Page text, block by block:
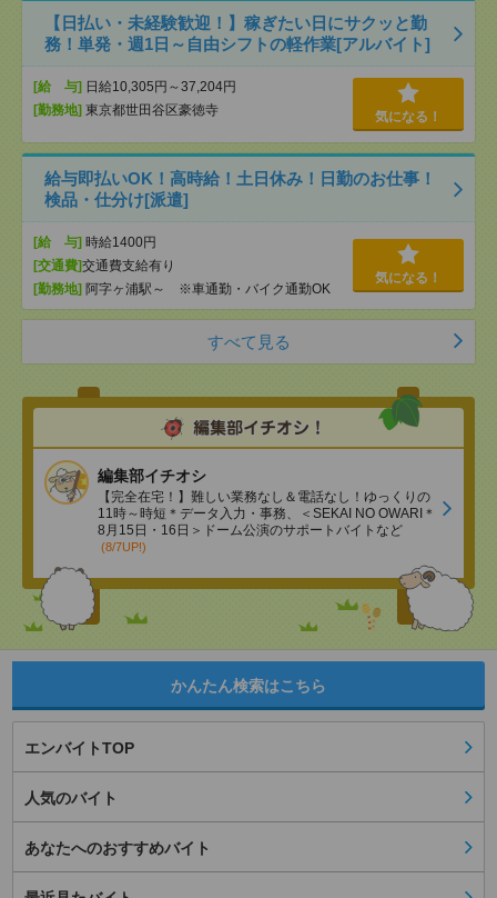
【日払い・未経験歓迎！】稼ぎたい日にサクッと勤
務！単発・週1日～自由シフトの軽作業[アルバイト]
[給 与] 日給10,305円～37,204円
[勤務地] 東京都世田谷区豪徳寺 気になる！
給与即払いOK！高時給！土日休み！日勤のお仕事！
検品・仕分け[派遣]
[給 与] 時給1400円
[交通費]交通費支給有り
[勤務地] 阿字ヶ浦駅～ ※車通勤・バイク通勤OK
気になる！
すべて見る
編集部イチオシ
【完全在宅！】難しい業務なし＆電話なし！ゆっくりの
11時～時短＊データ入力・事務、＜SEKAI NO OWARI＊
8月15日・16日＞ドーム公演のサポートバイトなど
(8/7UP!)
かんたん検索はこちら
エンバイトTOP
人気のバイト
あなたへのおすすめバイト